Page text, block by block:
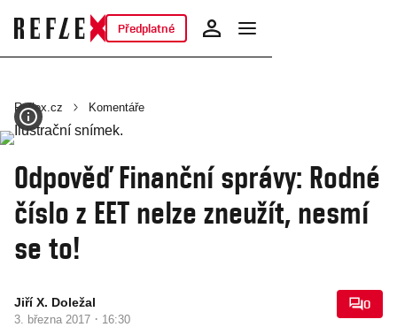
Předplatné
Reflex.cz Komentáře
Odpověď Finanční správy: Rodné
číslo z EET nelze zneužít, nesmí
se to!
Jiří X. Doležal
3. března 2017 · 16:30
0